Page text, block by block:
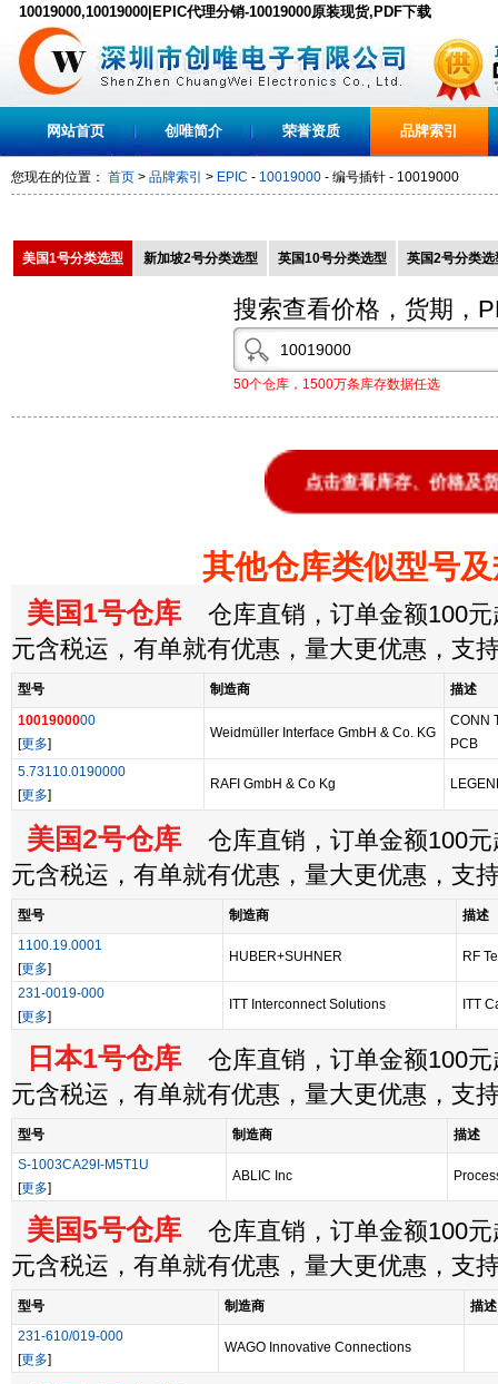
10019000,10019000|EPIC代理分销-10019000原装现货,PDF下载
网站首页 创唯简介 荣誉资质 品牌索引
您现在的位置： 首页 > 品牌索引 > EPIC - 10019000 - 编号插针 - 10019000
美国1号分类选型 新加坡2号分类选型 英国10号分类选型 英国2号分类选
搜索查看价格，货期，
50个仓库，1500万条库存数据任选
点击查看库存、价格及
其他仓库类似型号
美国1号仓库 仓库直销，订单金额100元
元含税运，有单就有优惠，量大更优惠，支
型号 制造商
描述
1001900000
[更多]
Weidmüller Interface GmbH & Co. KG
CONN
PCB
5.73110.0190000
[更多]
RAFI GmbH & Co Kg
美国2号仓库 仓库直销，订单金额100元
元含税运，有单就有优惠，量大更优惠，支
型号 制造商
描述
1100.19.0001
[更多]
HUBER+SUHNER RF
231-0019-000
[更多]
ITT Interconnect Solutions ITT
日本1号仓库 仓库直销，订单金额100元
元含税运，有单就有优惠，量大更优惠，支
型号 制造商
描述
S-1003CA29I-M5T1U
[更多]
ABLIC Inc
美国5号仓库 仓库直销，订单金额100元
元含税运，有单就有优惠，量大更优惠，支
型号 制造商
描述
231-610/019-000
[更多]
WAGO Innovative Connections